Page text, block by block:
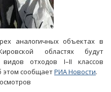
аналогичных объектах в
областях будут
отходов I–II классов
этом сообщаетРИА Новости.